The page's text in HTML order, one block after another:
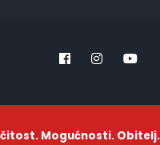
Mogućnosti.